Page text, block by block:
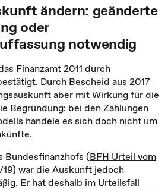
ändern: geänderte
oder
notwendig
Finanzamt 2011 durch
Durch Bescheid aus 2017
aber mit Wirkung für die
Begründung: bei den Zahlungen
handele es sich doch nicht um
Bundesfinanzhofs (BFH Urteil vom
) war die Auskunft jedoch
Er hat deshalb im Urteilsfall